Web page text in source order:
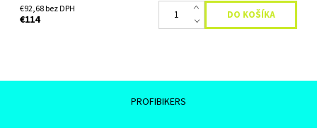
€92,68 bez DPH
€114
PROFIBIKERS